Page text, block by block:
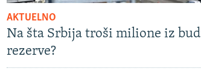
AKTUELNO
Na šta Srbija troši milione iz
rezerve?